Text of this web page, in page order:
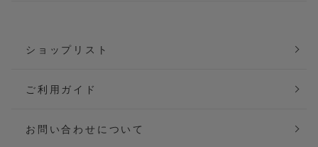
ショップリスト
ご利用ガイド
お問い合わせについて